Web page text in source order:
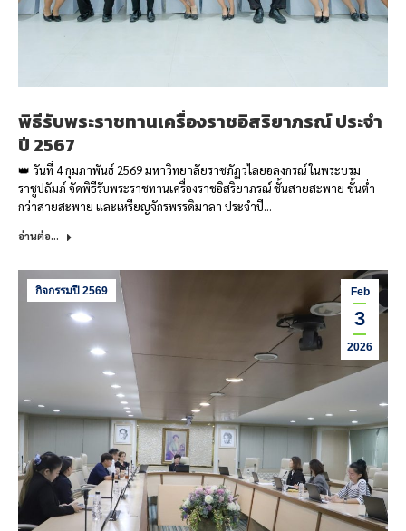
พิธีรับพระราชทานเครื่องราชอิสริยาภรณ์ ประจำ
ปี 2567
👑 วันที่ 4 กุมภาพันธ์ 2569 มหาวิทยาลัยราชภัฏวไลยอลงกรณ์ ในพระบรม
ราชูปถัมภ์ จัดพิธีรับพระราชทานเครื่องราชอิสริยาภรณ์ ชั้นสายสะพาย ชั้นต่ำ
กว่าสายสะพาย และเหรียญจักรพรรดิมาลา ประจำปี…
อ่านต่อ...
Feb
3
2026
กิจกรรมปี 2569